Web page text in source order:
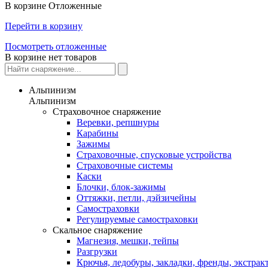
В корзине Отложенные
Перейти в корзину
Посмотреть отложенные
В корзине нет товаров
Альпинизм
Альпинизм
Страховочное снаряжение
Веревки, репшнуры
Карабины
Зажимы
Страховочные, спусковые устройства
Страховочные системы
Каски
Блочки, блок-зажимы
Оттяжки, петли, дэйзичейны
Самостраховки
Регулируемые самостраховки
Скальное снаряжение
Магнезия, мешки, тейпы
Разгрузки
Крючья, ледобуры, закладки, френды,